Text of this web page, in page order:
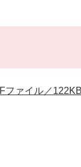
ファイル／